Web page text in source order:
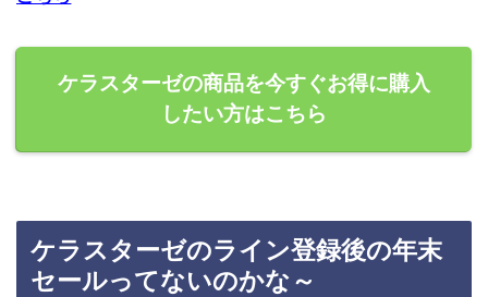
ケラスターゼの商品を今すぐお得に購入
したい方はこちら
ケラスターゼのライン登録後の年末
セールってないのかな～